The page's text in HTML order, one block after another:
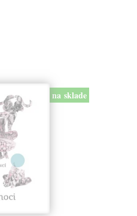
na sklade